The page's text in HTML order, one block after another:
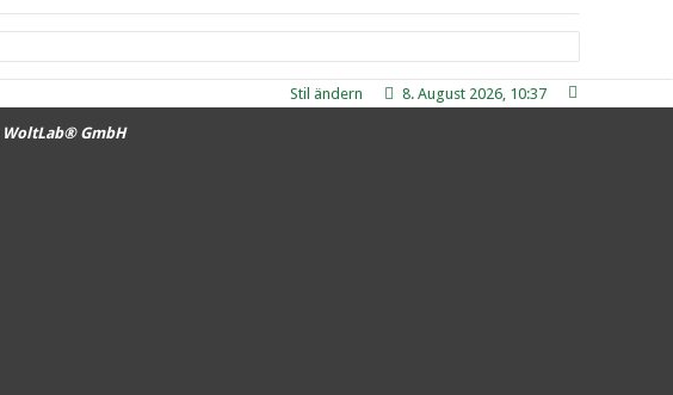
8. August 2026, 10:37
Stil ändern
WoltLab® GmbH